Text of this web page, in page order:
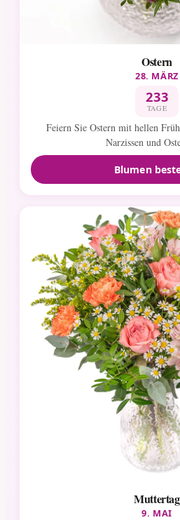
Ostern
28. MÄRZ
233
TAGE
Feiern Sie Ostern mit hellen
Narzissen und
Blumen
Muttertag
9. MAI